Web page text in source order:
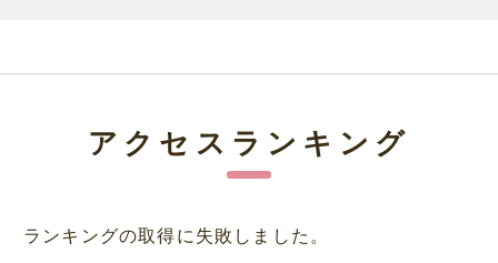
アクセスランキング
ランキングの取得に失敗しました。